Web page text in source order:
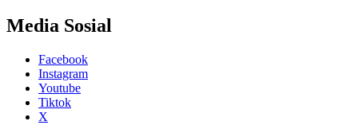
Media Sosial
Facebook
Instagram
Youtube
Tiktok
X